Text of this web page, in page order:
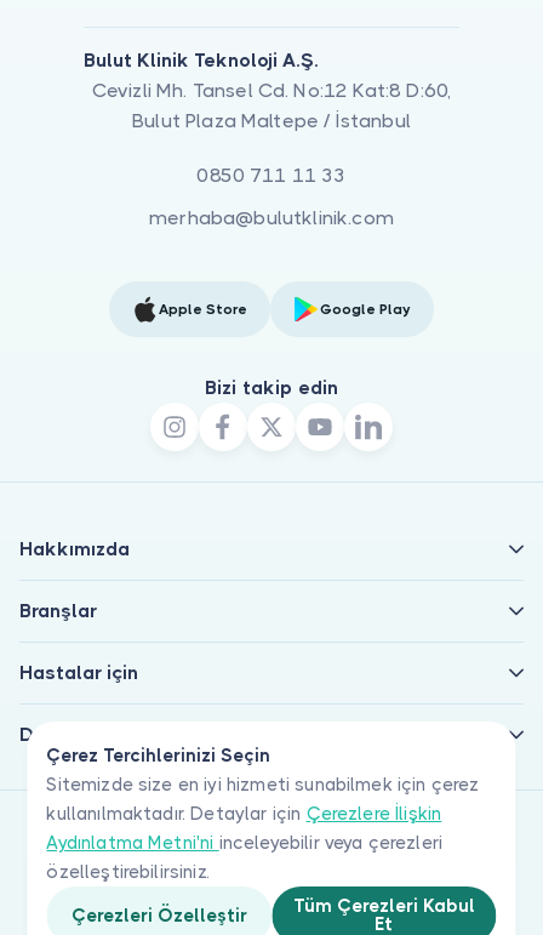
Çerez Tercihlerinizi Seçin
Sitemizde size en iyi hizmeti sunabilmek için çerez
kullanılmaktadır. Detaylar için Çerezlere İlişkin
Aydınlatma Metni'ni inceleyebilir veya çerezleri
özelleştirebilirsiniz.
Çerezleri Özelleştir
Tüm Çerezleri Kabul
Et
Bulut Klinik Teknoloji A.Ş.
Cevizli Mh. Tansel Cd. No:12 Kat:8 D:60,
Bulut Plaza Maltepe / İstanbul
0850 711 11 33
merhaba@bulutklinik.com
Apple Store Google Play
Bizi takip edin
Hakkımızda
Branşlar
Hastalar için
Doktorlar için